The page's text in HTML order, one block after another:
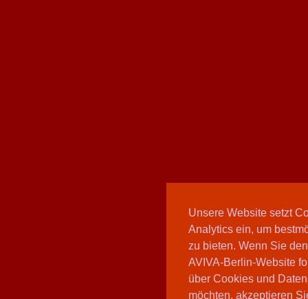
Unsere Website setzt
Analytics ein, um
zu bieten. Wenn Sie
AVIVA-Berlin-Website
über Cookies und
möchten, akzeptieren